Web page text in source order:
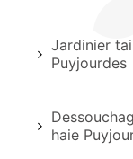
Jardinier
Puyjourdes
haie